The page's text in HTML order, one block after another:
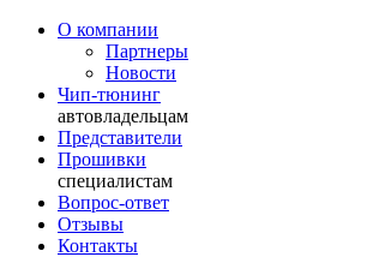
О компании
Партнеры
Новости
Чип-тюнинг
автовладельцам
Представители
Прошивки
специалистам
Вопрос-ответ
Отзывы
Контакты